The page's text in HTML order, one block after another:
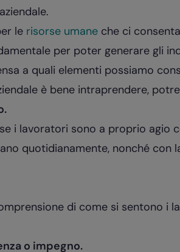
le risorse umaneche ci
per poter generare gli
a quali elementi possiamo
è bene intraprendere,
i lavoratori sono a proprio agio
quotidianamente, nonché con
di come si sentono i
o impegno.